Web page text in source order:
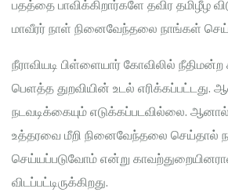
பதத்தை பாவிக்கிறார்களே தவிர தமிழீழ
மாவீரர் நாள் நினைவேந்தலை நாங்கள்
நீராவியடி பிள்ளையார் கோவிலில்
பெளத்த துறவியின் உடல் எரிக்கப்பட்டது.
நடவடிக்கையும் எடுக்கப்படவில்லை.
உத்தரவை மீறி நினைவேந்தலை செய்தால்
செய்யப்படுவோம் என்று
விடப்பட்டிருக்கிறது.